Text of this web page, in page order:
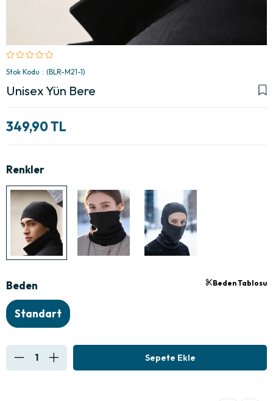
Stok Kodu (BLR-M21-1)
Unisex Yün Bere
349,90 TL
Beden
Standart
Beden Tablosu